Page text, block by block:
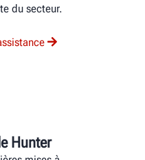
du secteur.
Hunter